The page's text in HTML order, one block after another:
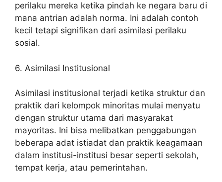
perilaku mereka ketika pindah ke negara baru di
mana antrian adalah norma. Ini adalah contoh
kecil tetapi signifikan dari asimilasi perilaku
sosial.
6. Asimilasi Institusional
Asimilasi institusional terjadi ketika struktur dan
praktik dari kelompok minoritas mulai menyatu
dengan struktur utama dari masyarakat
mayoritas. Ini bisa melibatkan penggabungan
beberapa adat istiadat dan praktik keagamaan
dalam institusi-institusi besar seperti sekolah,
tempat kerja, atau pemerintahan.